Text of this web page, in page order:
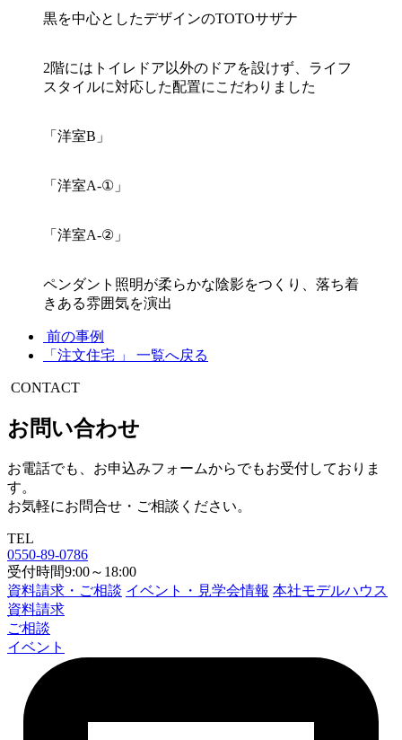
黒を中心としたデザインのTOTOサザナ
2階にはトイレドア以外のドアを設けず、ライフ
スタイルに対応した配置にこだわりました
「洋室B」
「洋室A-①」
「洋室A-②」
ペンダント照明が柔らかな陰影をつくり、落ち着
きある雰囲気を演出
前の事例
「注文住宅 」 一覧へ戻る
CONTACT
お問い合わせ
お電話でも、お申込みフォームからでもお受付しておりま
す。
お気軽にお問合せ・ご相談ください。
TEL
0550-89-0786
受付時間9:00～18:00
資料請求・ご相談 イベント・見学会情報 本社モデルハウス
資料請求
ご相談
イベント